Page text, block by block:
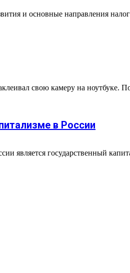
и основные направления
свою камеру на
в России
является государственный